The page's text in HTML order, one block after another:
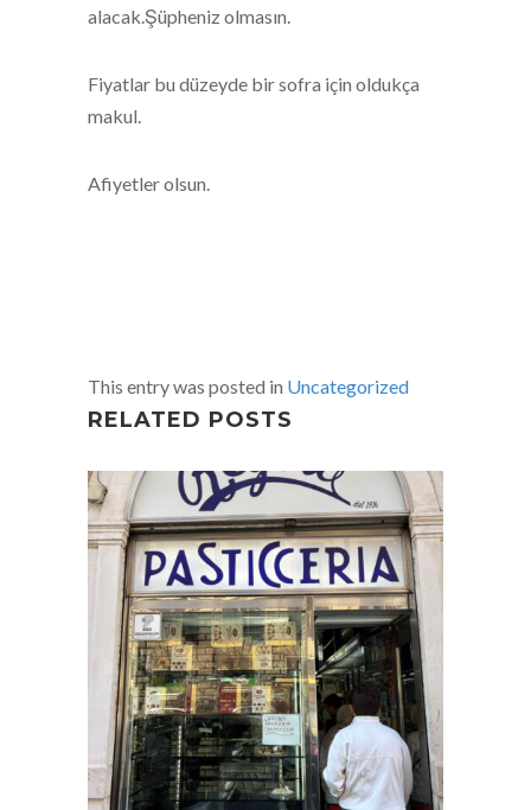
alacak.Şüpheniz olmasın.
Fiyatlar bu düzeyde bir sofra için oldukça
makul.
Afiyetler olsun.
This entry was posted in Uncategorized
RELATED POSTS